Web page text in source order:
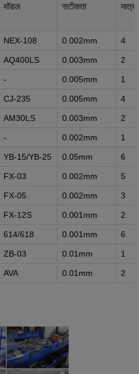
मॉडल सटीकता मात्रा
NEX-108 0.002mm 4
AQ400LS 0.003mm 2
- 0.005mm 1
CJ-235 0.005mm 4
AM30LS 0.003mm 2
- 0.002mm 1
YB-15/YB-25 0.05mm 6
FX-03 0.002mm 5
FX-05 0.002mm 3
FX-12S 0.001mm 2
614/618 0.001mm 6
ZB-03 0.01mm 1
AVA 0.01mm 2